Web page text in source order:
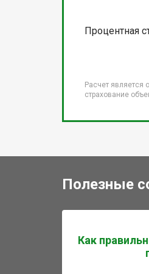
Процентная
Расчет является
страхование
Полезные
Как